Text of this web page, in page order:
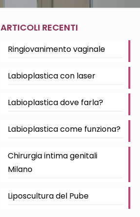
ARTICOLI RECENTI
Ringiovanimento vaginale
Labioplastica con laser
Labioplastica dove farla?
Labioplastica come funziona?
Chirurgia intima genitali
Milano
Liposcultura del Pube